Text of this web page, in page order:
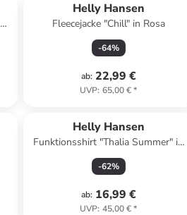
Helly Hansen
Fleecejacke "Chill" in Rosa
-64%
ab: 22,99 €
UVP: 65,00 €*
Helly Hansen
Funktionsshirt "Thalia Summer" in
Pink
-62%
ab: 16,99 €
UVP: 45,00 €*